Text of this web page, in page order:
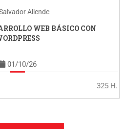
Allende
WEB BÁSICO CON
01/10/26
325 H.